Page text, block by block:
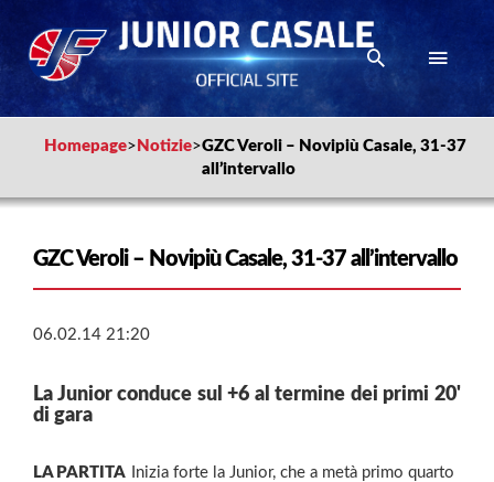
Homepage> Notizie>GZC Veroli – Novipiù Casale, 31-37
all’intervallo
GZC Veroli – Novipiù Casale, 31-37 all’intervallo
06.02.14 21:20
La Junior conduce sul +6 al termine dei primi 20'
di gara
LA PARTITA 
Inizia forte la Junior, che a metà primo quarto